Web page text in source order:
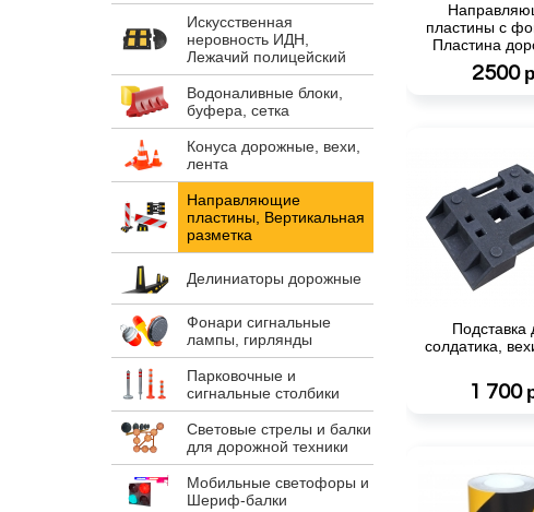
пластины с
Пластина
2500
Подставка
солдатика,
1 700
Искусственная
неровность ИДН,
Лежачий полицейский
Водоналивные блоки,
буфера, сетка
Конуса дорожные, вехи,
лента
Направляющие
пластины, Вертикальная
разметка
Делиниаторы дорожные
Фонари сигнальные
лампы, гирлянды
Парковочные и
сигнальные столбики
Световые стрелы и балки
для дорожной техники
Мобильные светофоры и
Шериф-балки